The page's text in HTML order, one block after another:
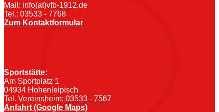
Mail: info(at)vfb-1912.de
Tel.: 03533 - 7768
Zum Kontaktformular
Sportstätte:
Am Sportplatz 1
04934 Hohenleipisch
Tel. Vereinsheim: 03533 - 7567
Anfahrt (Google Maps)